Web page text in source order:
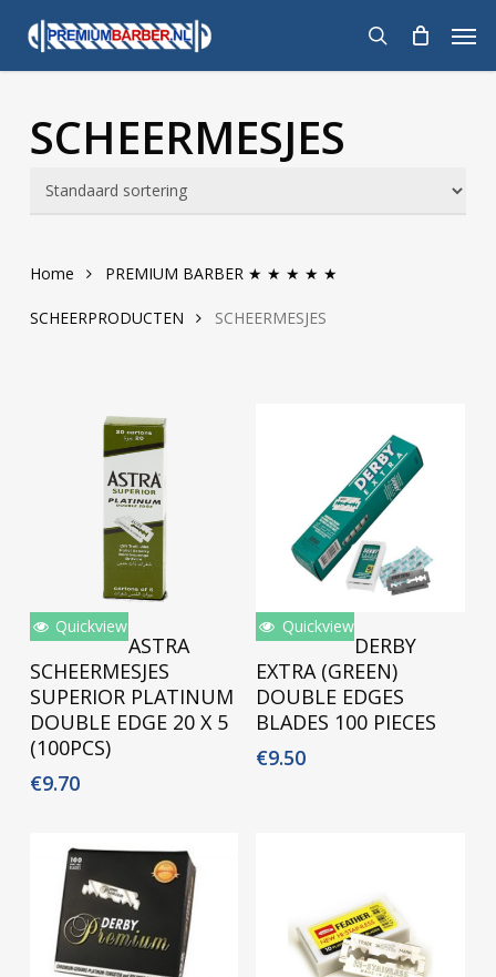
main
search
SCHEERMESJES
Home PREMIUM BARBER ★ ★ ★ ★ ★
SCHEERPRODUCTEN SCHEERMESJES
Toevoegen Aan
Winkelwagen
Quickview
ASTRA
SCHEERMESJES
SUPERIOR PLATINUM
DOUBLE EDGE 20 X 5
(100PCS)
€9.70
Toevoegen Aan
Winkelwagen
Quickview
DERBY
EXTRA (GREEN)
DOUBLE EDGES
BLADES 100 PIECES
€9.50